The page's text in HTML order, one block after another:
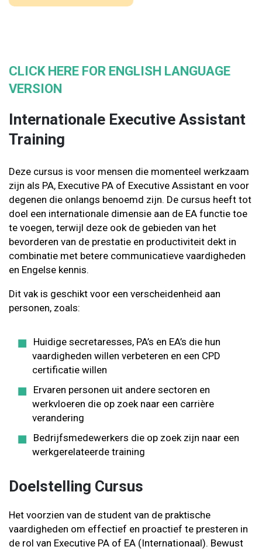
CLICK HERE FOR ENGLISH LANGUAGE
VERSION
Internationale Executive Assistant
Training
Deze cursus is voor mensen die momenteel werkzaam
zijn als PA, Executive PA of Executive Assistant en voor
degenen die onlangs benoemd zijn. De cursus heeft tot
doel een internationale dimensie aan de EA functie toe
te voegen, terwijl deze ook de gebieden van het
bevorderen van de prestatie en productiviteit dekt in
combinatie met betere communicatieve vaardigheden
en Engelse kennis.
Dit vak is geschikt voor een verscheidenheid aan
personen, zoals:
Huidige secretaresses, PA’s en EA’s die hun
vaardigheden willen verbeteren en een CPD
certificatie willen
Ervaren personen uit andere sectoren en
werkvloeren die op zoek naar een carrière
verandering
Bedrijfsmedewerkers die op zoek zijn naar een
werkgerelateerde training
Doelstelling Cursus
Het voorzien van de student van de praktische
vaardigheden om effectief en proactief te presteren in
de rol van Executive PA of EA (Internationaal). Bewust